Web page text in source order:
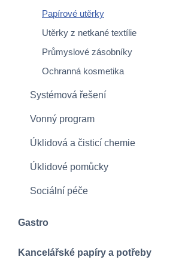
Papírové utěrky
Utěrky z netkané textílie
Průmyslové zásobníky
Ochranná kosmetika
Systémová řešení
Vonný program
Úklidová a čisticí chemie
Úklidové pomůcky
Sociální péče
Gastro
Kancelářské papíry a potřeby